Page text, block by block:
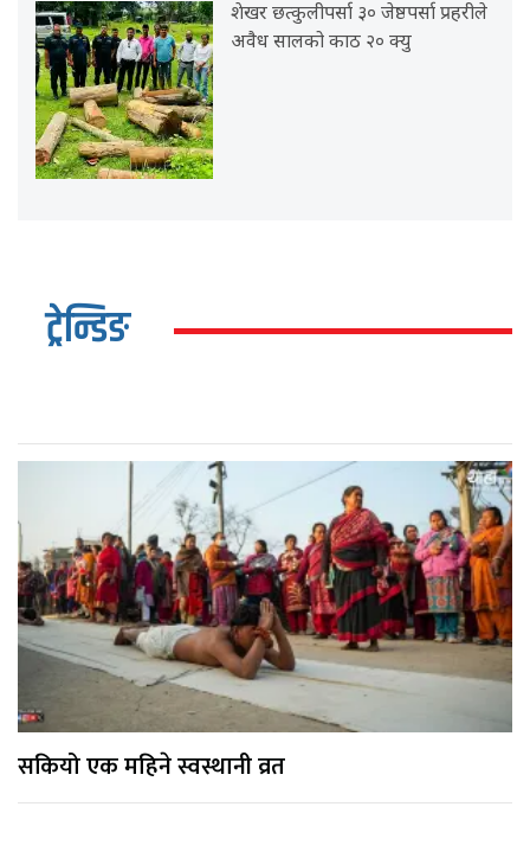
शेखर छत्कुलीपर्सा ३० जेष्ठपर्सा प्रहरीले
अवैध सालको काठ २० क्यु
ट्रेन्डिङ
सकियो एक महिने स्वस्थानी व्रत